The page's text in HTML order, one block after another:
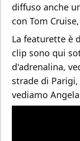
diffuso anche
con Tom
La featurette è
clip sono qui
d'adrenalina,
strade di
vediamo